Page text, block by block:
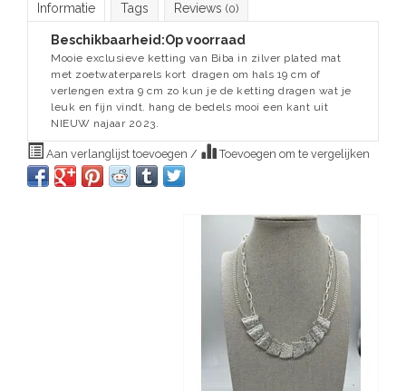
Informatie Tags Reviews (0)
Beschikbaarheid:Op voorraad
Mooie exclusieve ketting van Biba in zilver plated mat
met zoetwaterparels kort dragen om hals 19 cm of
verlengen extra 9 cm zo kun je de ketting dragen wat je
leuk en fijn vindt. hang de bedels mooi een kant uit
NIEUW najaar 2023.
Aan verlanglijst toevoegen / Toevoegen om te vergelijken